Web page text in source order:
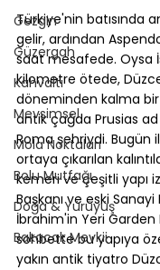
Gezgin
Güzergah
Kahvaltı
Mevsimsel
Mola Noktaları
Bolu Mutfağı
Doğa & Yürüyüş
Bakacak Mevkii
Türkiye'nin batısında
gelir, ardından
saat mesafede. Oysa
kilometre ötede,
döneminden kalma
antik çağda Prusias
Roma şehriydi. Bugün
ortaya çıkarılan
kemeri ve çeşitli yapı
Başkanı ve eski
İbrahim'in Yeri
sohbette bu yapıya
yakın antik tiyatro